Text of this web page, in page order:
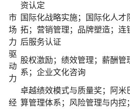
资认定
市
场
力
国际化战略实施；国际化人
拓；营销管理；品牌塑造；连
后服务认证
驱
动
力
股权激励；绩效管理；薪酬管
系；企业文化咨询
经
卓越绩效模式与质量奖；阿米
算管理体系；风险管理与内控